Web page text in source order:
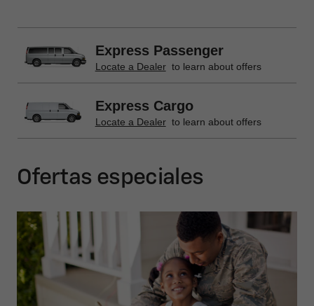
Express Passenger
Locate a Dealer to learn about offers
Express Cargo
Locate a Dealer to learn about offers
Ofertas especiales